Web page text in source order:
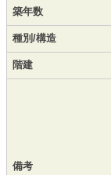
築年数
種別/構造
階建
備考